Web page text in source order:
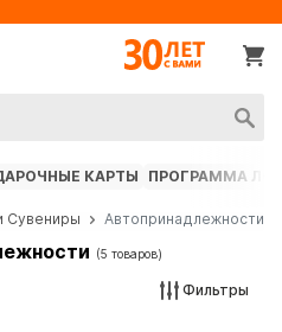
КАРТЫ ПРОГРАММА
Сувениры Автопринадлежности
(5 товаров)
Фильтры